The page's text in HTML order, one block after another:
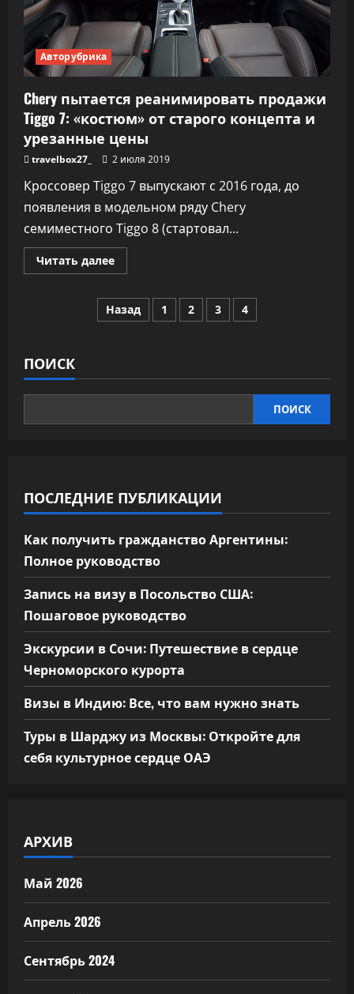
подорожал
на
170
000
рублей
Авторубрика
Chery пытается реанимировать продажи
Tiggo 7: «костюм» от старого концепта и
урезанные цены
travelbox27_ 2 июля 2019
Кроссовер Tiggo 7 выпускают с 2016 года, до
появления в модельном ряду Chery
семиместного Tiggo 8 (стартовал...
Читать далееПрочитать
больше
пытается
реанимировать
продажи
старого
концепта
цены
Пагинация
Назад 1 2 3 4
ПОИСК
ПОИСК
ПОСЛЕДНИЕ ПУБЛИКАЦИИ
Как получить гражданство Аргентины:
Полное руководство
Запись на визу в Посольство США:
Пошаговое руководство
Экскурсии в Сочи: Путешествие в сердце
Черноморского курорта
Визы в Индию: Все, что вам нужно знать
Туры в Шарджу из Москвы: Откройте для
себя культурное сердце ОАЭ
АРХИВ
Май 2026
Апрель 2026
Сентябрь 2024